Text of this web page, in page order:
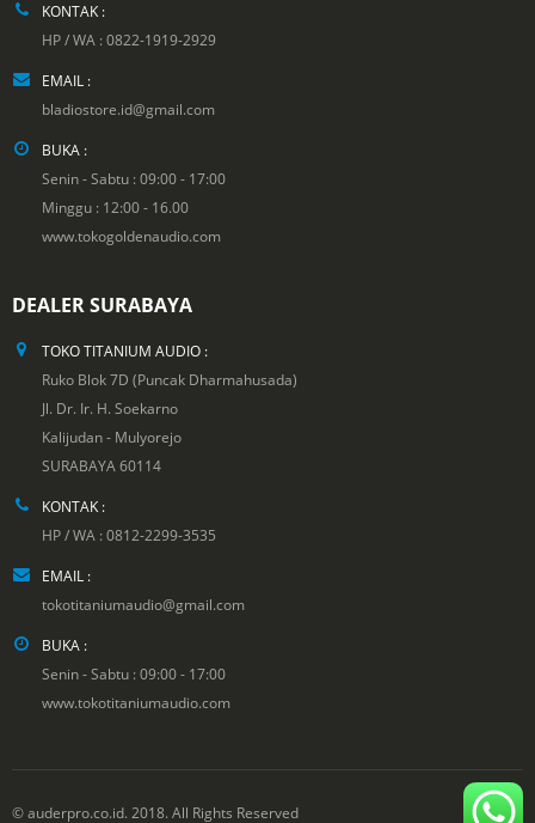
KONTAK :
HP / WA : 0822-1919-2929
EMAIL :
bladiostore.id@gmail.com
BUKA :
Senin - Sabtu : 09:00 - 17:00
Minggu : 12:00 - 16.00
www.tokogoldenaudio.com
DEALER SURABAYA
TOKO TITANIUM AUDIO :
Ruko Blok 7D (Puncak Dharmahusada)
Jl. Dr. Ir. H. Soekarno
Kalijudan - Mulyorejo
SURABAYA 60114
KONTAK :
HP / WA : 0812-2299-3535
EMAIL :
tokotitaniumaudio@gmail.com
BUKA :
Senin - Sabtu : 09:00 - 17:00
www.tokotitaniumaudio.com
© auderpro.co.id. 2018. All Rights Reserved